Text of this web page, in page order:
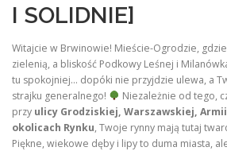
I SOLIDNIE]
Witajcie w Brwinowie! Mieście-Ogrodzie,
zielenią, a bliskość Podkowy Leśnej i
tu spokojniej… dopóki nie przyjdzie ulewa, a
strajku generalnego!
Niezależnie od tego,
przy ulicy Grodziskiej, Warszawskiej,
okolicach Rynku, Twoje rynny mają tutaj
Piękne, wiekowe dęby i lipy to duma miasta,